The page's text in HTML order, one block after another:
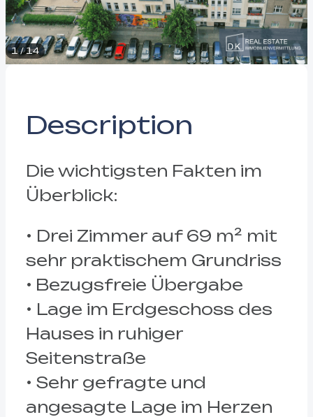
1/14
Description
Die wichtigsten Fakten im
Überblick:
• Drei Zimmer auf 69 m² mit
sehr praktischem Grundriss
• Bezugsfreie Übergabe
• Lage im Erdgeschoss des
Hauses in ruhiger
Seitenstraße
• Sehr gefragte und
angesagte Lage im Herzen